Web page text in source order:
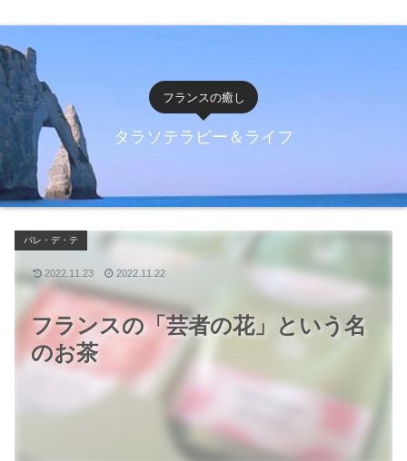
フランスの癒し
タラソテラピー＆ライフ
フランスの「芸者の花」という名
のお茶
パレ・デ・テ
2022.11.23 2022.11.22